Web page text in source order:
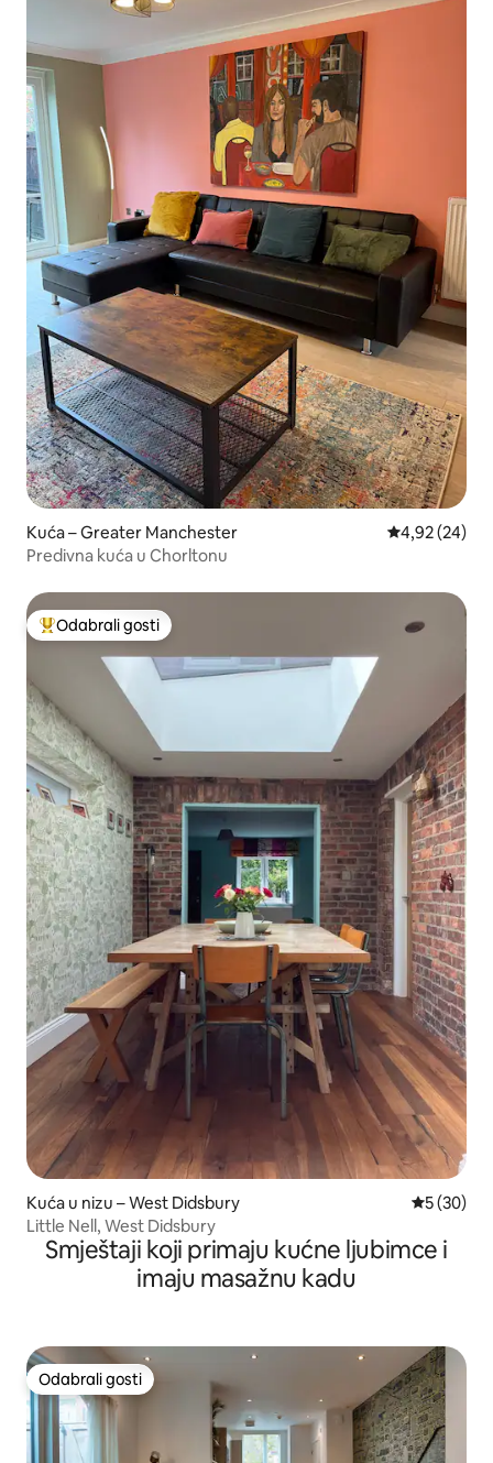
Kuća – Greater Manchester Prosječna
4,92 (24)
Predivna kuća u Chorltonu
Među najviše rangiranima s oznakom „Odabrali gosti”
Odabrali gosti
Kuća u nizu – West Didsbury Prosječna
5 (30)
Little Nell, West Didsbury
Smještaji koji primaju kućne ljubimce i
imaju masažnu kadu
Odabrali gosti
Odabrali gosti